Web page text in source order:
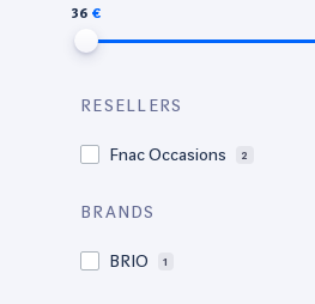
36
RESELLERS
Fnac Occasions 2
BRANDS
BRIO 1